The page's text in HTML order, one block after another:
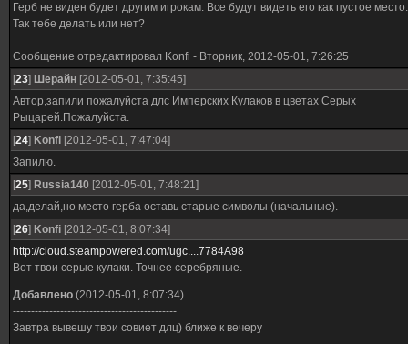
Герб не виден будет другим игрокам. Все будут видеть его как пустое место.
Так тебе делать или нет?
Сообщение отредактировал Konfi - Вторник, 2012-05-01, 7:26:25
[23] Шерайн [2012-05-01, 7:35:45]
Автор,запили пожалуйста длс Имперских Кулаков в цветах Серых
Рыцарей.Пожалуйста.
[24] Konfi [2012-05-01, 7:47:04]
Запилю.
[25] Russia140 [2012-05-01, 7:48:21]
да,делай,но место герба оставь старые символы (начальные).
[26] Konfi [2012-05-01, 8:07:34]
http://cloud.steampowered.com/ugc....7784A98
Вот твои серые кулаки. Точнее серебряные.
Добавлено (2012-05-01, 8:07:34)
---------------------------------------------
Завтра вывешу твои совиет длц) ближе к вечеру